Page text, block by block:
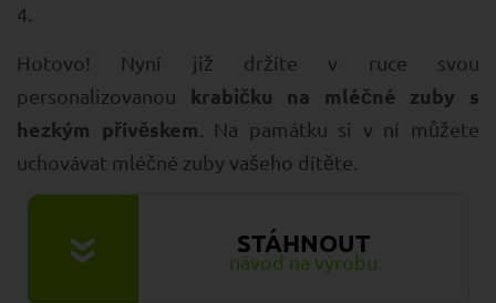
4.
Hotovo! Nyní již držíte v ruce svou
personalizovanou krabičku na mléčné zuby s
hezkým přívěskem . Na památku si v ní můžete
uchovávat mléčné zuby vašeho dítěte.
» STÁHNOUT
návod na výrobu